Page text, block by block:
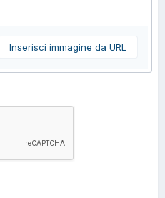
Inserisci immagine da URL